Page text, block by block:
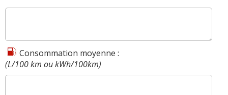
Consommation moyenne :
(L/100 km ou kWh/100km)